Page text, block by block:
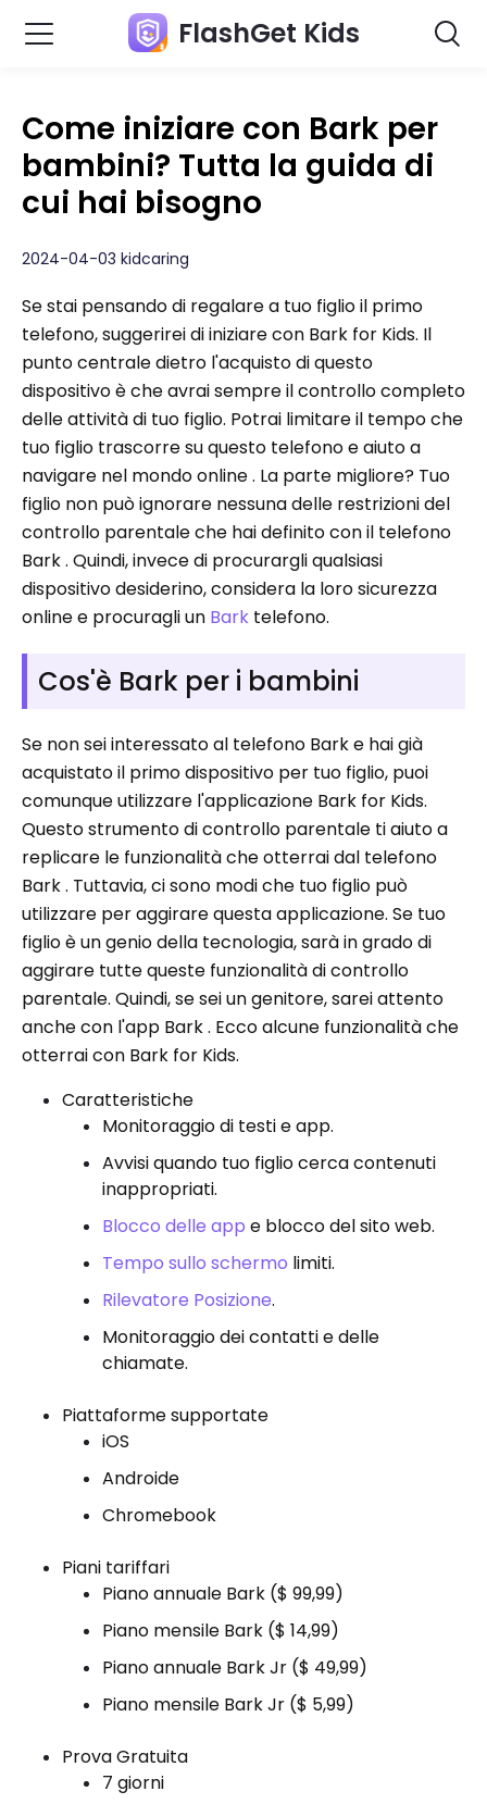
FlashGet Kids
Come iniziare con Bark per
bambini? Tutta la guida di
cui hai bisogno
2024-04-03 kidcaring
Se stai pensando di regalare a tuo figlio il primo
telefono, suggerirei di iniziare con Bark for Kids. Il
punto centrale dietro l'acquisto di questo
dispositivo è che avrai sempre il controllo completo
delle attività di tuo figlio. Potrai limitare il tempo che
tuo figlio trascorre su questo telefono e aiuto a
navigare nel mondo online . La parte migliore? Tuo
figlio non può ignorare nessuna delle restrizioni del
controllo parentale che hai definito con il telefono
Bark . Quindi, invece di procurargli qualsiasi
dispositivo desiderino, considera la loro sicurezza
online e procuragli un Bark telefono.
Cos'è Bark per i bambini
Se non sei interessato al telefono Bark e hai già
acquistato il primo dispositivo per tuo figlio, puoi
comunque utilizzare l'applicazione Bark for Kids.
Questo strumento di controllo parentale ti aiuto a
replicare le funzionalità che otterrai dal telefono
Bark . Tuttavia, ci sono modi che tuo figlio può
utilizzare per aggirare questa applicazione. Se tuo
figlio è un genio della tecnologia, sarà in grado di
aggirare tutte queste funzionalità di controllo
parentale. Quindi, se sei un genitore, sarei attento
anche con l'app Bark . Ecco alcune funzionalità che
otterrai con Bark for Kids.
Caratteristiche
Monitoraggio di testi e app.
Avvisi quando tuo figlio cerca contenuti
inappropriati.
Blocco delle app e blocco del sito web.
Tempo sullo schermo limiti.
Rilevatore Posizione.
Monitoraggio dei contatti e delle
chiamate.
Piattaforme supportate
iOS
Androide
Chromebook
Piani tariffari
Piano annuale Bark ($ 99,99)
Piano mensile Bark ($ 14,99)
Piano annuale Bark Jr ($ 49,99)
Piano mensile Bark Jr ($ 5,99)
Prova Gratuita
7 giorni